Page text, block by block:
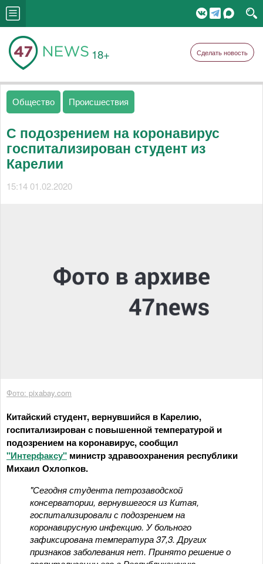
18+ Сделать новость
Общество Происшествия
С подозрением на коронавирус
госпитализирован студент из
Карелии
15:14 01.02.2020
Фото: pixabay.com
Китайский студент, вернувшийся в Карелию,
госпитализирован с повышенной температурой и
подозрением на коронавирус, сообщил
"Интерфаксу" министр здравоохранения республики
Михаил Охлопков.
"Сегодня студента петрозаводской
консерватории, вернувшегося из Китая,
госпитализировали с подозрением на
коронавирусную инфекцию. У больного
зафиксирована температура 37,3. Других
признаков заболевания нет. Принято решение о